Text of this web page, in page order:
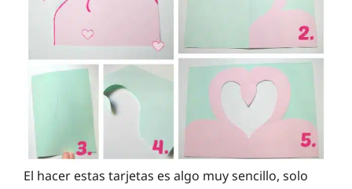
El hacer estas tarjetas es algo muy sencillo, solo